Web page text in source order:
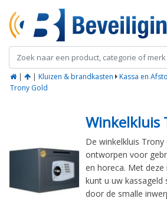
| | Kluizen & brandkasten Kassa en
Trony Gold
Winkelkluis
De winkelkluis Trony
ontworpen voor
en horeca. Met deze
kunt u uw kassageld
door de smalle